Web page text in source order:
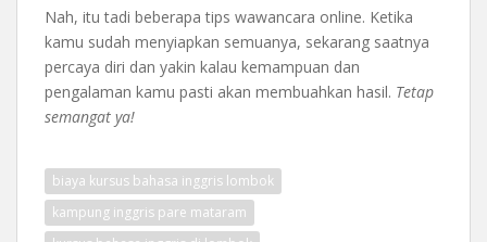
Nah, itu tadi beberapa tips wawancara online. Ketika
kamu sudah menyiapkan semuanya, sekarang saatnya
percaya diri dan yakin kalau kemampuan dan
pengalaman kamu pasti akan membuahkan hasil. Tetap
semangat ya!
biaya kursus bahasa inggris lombok
kampung inggris pare mataram